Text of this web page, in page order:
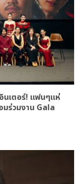
เตอร์! แฟนๆแห่
ร่วมงาน Gala